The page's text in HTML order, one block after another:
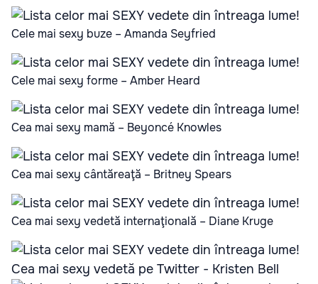
Cele mai sexy buze – Amanda Seyfried
Cele mai sexy forme – Amber Heard
Cea mai sexy mamă – Beyoncé Knowles
Cea mai sexy cântăreaţă – Britney Spears
Cea mai sexy vedetă internaţională – Diane Kruge
Cea mai sexy vedetă pe Twitter - Kristen Bell